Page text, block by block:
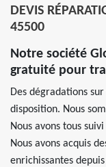
DEVIS
45500
Notre société
gratuité pour
Des dégradations
disposition. Nous
Nous avons tous
Nous avons acquis
enrichissantes